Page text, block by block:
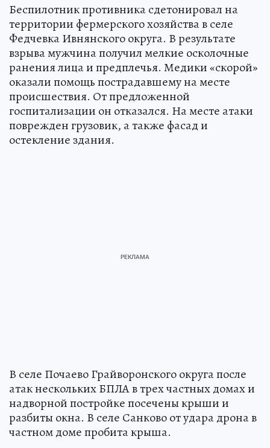
Беспилотник противника сдетонировал на
территории фермерского хозяйства в селе
Федчевка Ивнянского округа. В результате
взрыва мужчина получил мелкие осколочные
ранения лица и предплечья. Медики «скорой»
оказали помощь пострадавшему на месте
происшествия. От предложенной
госпитализации он отказался. На месте атаки
поврежден грузовик, а также фасад и
остекление здания.
В селе Почаево Грайворонского округа после
атак нескольких БПЛА в трех частных домах и
надворной постройке посечены крыши и
разбиты окна. В селе Санково от удара дрона в
частном доме пробита крыша.